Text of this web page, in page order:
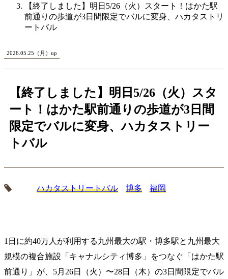
【終了しました】明日5/26（火）スタート！はかた駅
前通りの歩道が3日間限定でバルに変身、ハカタストリ
ートバル
2026.05.25（月）up
【終了しました】明日5/26（火）スタ
ート！はかた駅前通りの歩道が3日間
限定でバルに変身、ハカタストリー
トバル
ハカタストリートバル 博多 福岡
1日に約40万人が利用する九州最大の駅・博多駅と九州最大
規模の複合施設「キャナルシティ博多」をつなぐ「はかた駅
前通り」が、5月26日（火）〜28日（木）の3日間限定でバル